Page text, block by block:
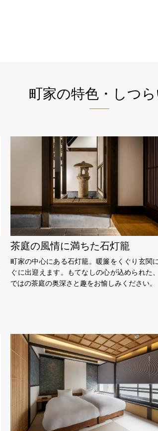
町家の特色・しつ
茶庭の風情に満ちた石灯籠
町家の中心にある石灯籠。暖簾をくぐり玄関
ぐに出迎えます。もてなしの心が込められた
ではの茶庭の奥深さと趣をお愉しみください。